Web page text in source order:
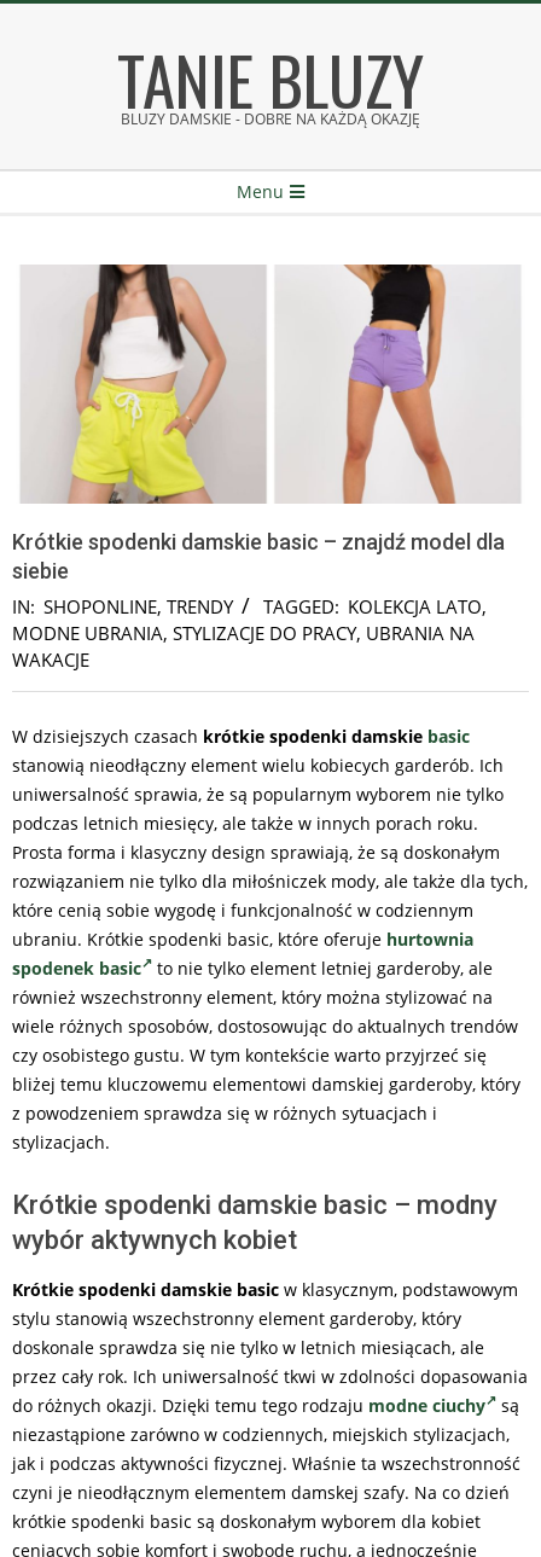
TANIE BLUZY
BLUZY DAMSKIE - DOBRE NA KAŻDĄ OKAZJĘ
Menu
Krótkie spodenki damskie basic – znajdź model dla
siebie
IN: SHOPONLINE, TRENDY TAGGED: KOLEKCJA LATO,
MODNE UBRANIA, STYLIZACJE DO PRACY, UBRANIA NA
WAKACJE
W dzisiejszych czasach krótkie spodenki damskie basic
stanowią nieodłączny element wielu kobiecych garderób. Ich
uniwersalność sprawia, że są popularnym wyborem nie tylko
podczas letnich miesięcy, ale także w innych porach roku.
Prosta forma i klasyczny design sprawiają, że są doskonałym
rozwiązaniem nie tylko dla miłośniczek mody, ale także dla tych,
które cenią sobie wygodę i funkcjonalność w codziennym
ubraniu. Krótkie spodenki basic, które oferuje hurtownia
spodenek basic
to nie tylko element letniej garderoby, ale
również wszechstronny element, który można stylizować na
wiele różnych sposobów, dostosowując do aktualnych trendów
czy osobistego gustu. W tym kontekście warto przyjrzeć się
bliżej temu kluczowemu elementowi damskiej garderoby, który
z powodzeniem sprawdza się w różnych sytuacjach i
stylizacjach.
Krótkie spodenki damskie basic – modny
wybór aktywnych kobiet
Krótkie spodenki damskie basic w klasycznym, podstawowym
stylu stanowią wszechstronny element garderoby, który
doskonale sprawdza się nie tylko w letnich miesiącach, ale
przez cały rok. Ich uniwersalność tkwi w zdolności dopasowania
do różnych okazji. Dzięki temu tego rodzaju modne ciuchy
są
niezastąpione zarówno w codziennych, miejskich stylizacjach,
jak i podczas aktywności fizycznej. Właśnie ta wszechstronność
czyni je nieodłącznym elementem damskej szafy. Na co dzień
krótkie spodenki basic są doskonałym wyborem dla kobiet
ceniących sobie komfort i swobodę ruchu, a jednocześnie